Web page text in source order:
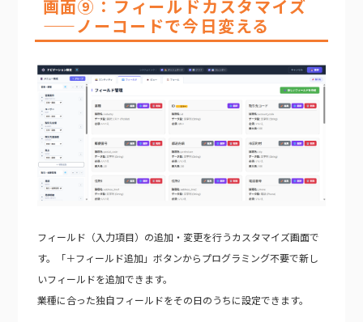
画面⑨：フィールドカスタマイズ
——ノーコードで今日変える
フィールド（入力項目）の追加・変更を行うカスタマイズ画面で
す。「＋フィールド追加」ボタンからプログラミング不要で新し
いフィールドを追加できます。
業種に合った独自フィールドをその日のうちに設定できます。